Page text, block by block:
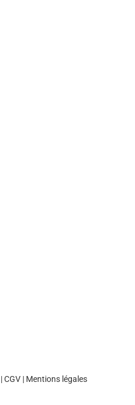
CGV| Mentions légales